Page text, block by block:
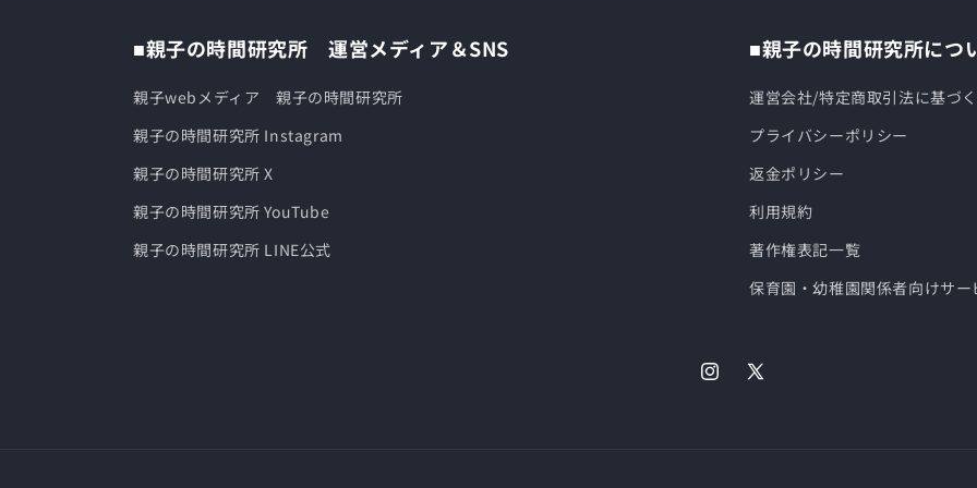
■親子の時間研究所 運営メディア＆SNS
親子webメディア 親子の時間研究所
親子の時間研究所 Instagram
親子の時間研究所 X
親子の時間研究所 YouTube
親子の時間研究所 LINE公式
■親子の時間研究所につ
運営会社/特定商取引法に基づ
プライバシーポリシー
返金ポリシー
利用規約
著作権表記一覧
保育園・幼稚園関係者向けサー
Instagram
X